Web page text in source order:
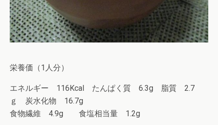
栄養価（1人分）
エネルギー 116Kcal たんぱく質 6.3g 脂質 2.7
ｇ 炭水化物 16.7g
食物繊維 4.9g 食塩相当量 1.2g